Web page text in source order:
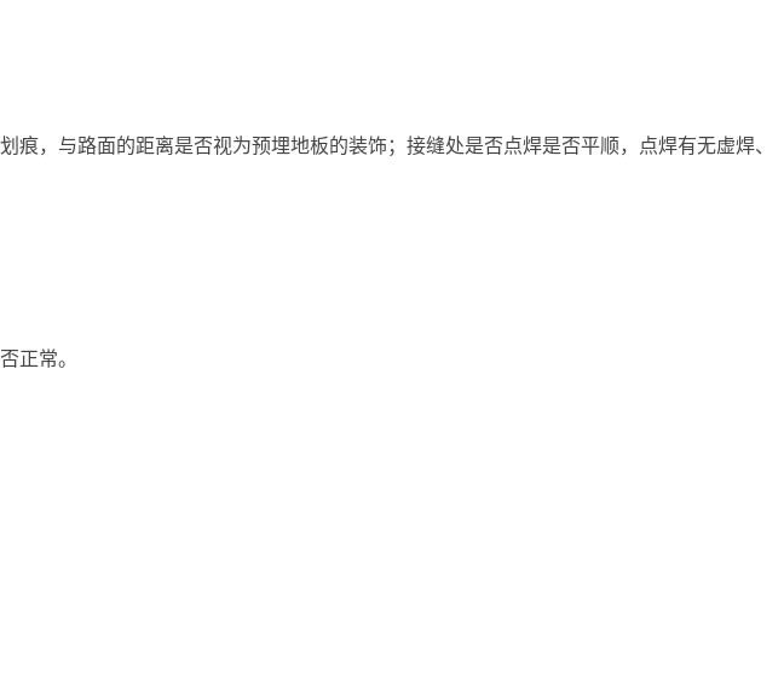
，与路面的距离是否视为预埋地板的装饰；接缝处是否点焊是否平顺，点焊有无虚焊、
正常。